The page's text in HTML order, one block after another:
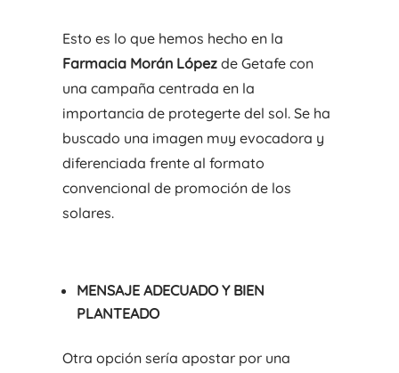
Esto es lo que hemos hecho en la
Farmacia Morán Lópezde Getafe con
una campaña centrada en la
importancia de protegerte del sol. Se ha
buscado una imagen muy evocadora y
diferenciada frente al formato
convencional de promoción de los
solares.
MENSAJE ADECUADO Y BIEN
PLANTEADO
Otra opción sería apostar por una